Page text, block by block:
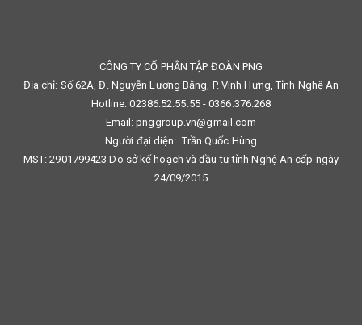
CÔNG TY CỔ PHẦN TẬP ĐOÀN PNG
Địa chỉ: Số 62A, Đ. Nguyễn Lương Bằng, P. Vinh Hưng, Tỉnh Nghệ An
Hotline: 02386.52.55.55 - 0366.376.268
Email: pnggroup.vn@gmail.com
Người đại diện: Trần Quốc Hùng
MST: 2901799423 Do sở kế hoạch và đầu tư tỉnh Nghệ An cấp ngày
24/09/2015